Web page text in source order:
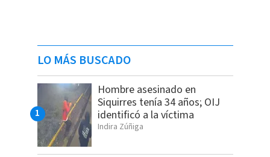
LO MÁS BUSCADO
Hombre asesinado en
Siquirres tenía 34 años; OIJ
identificó a la víctima
Indira Zúñiga